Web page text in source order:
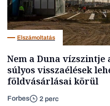
Elszámoltatás
Nem a Duna vízszintje
súlyos visszaélések
földvásárlásai körül
Forbes 2 perc